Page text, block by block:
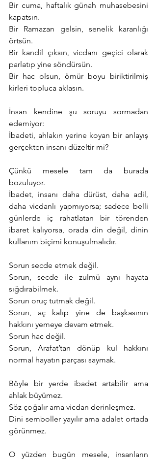
Bir cuma, haftalık günah muhasebesini
kapatsın.
Bir Ramazan gelsin, senelik karanlığı
örtsün.
Bir kandil çıksın, vicdanı geçici olarak
parlatıp yine söndürsün.
Bir hac olsun, ömür boyu biriktirilmiş
kirleri topluca aklasın.
İnsan kendine şu soruyu sormadan
edemiyor:
İbadeti, ahlakın yerine koyan bir anlayış
gerçekten insanı düzeltir mi?
Çünkü mesele tam da burada
bozuluyor.
İbadet, insanı daha dürüst, daha adil,
daha vicdanlı yapmıyorsa; sadece belli
günlerde iç rahatlatan bir törenden
ibaret kalıyorsa, orada din değil, dinin
kullanım biçimi konuşulmalıdır.
Sorun secde etmek değil.
Sorun, secde ile zulmü aynı hayata
sığdırabilmek.
Sorun oruç tutmak değil.
Sorun, aç kalıp yine de başkasının
hakkını yemeye devam etmek.
Sorun hac değil.
Sorun, Arafat’tan dönüp kul hakkını
normal hayatın parçası saymak.
Böyle bir yerde ibadet artabilir ama
ahlak büyümez.
Söz çoğalır ama vicdan derinleşmez.
Dini semboller yayılır ama adalet ortada
görünmez.
O yüzden bugün mesele, insanların